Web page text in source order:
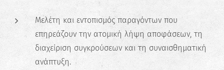
Μελέτη και εντοπισμός παραγόντων που
επηρεάζουν την ατομική λήψη αποφάσεων, τη
διαχείριση συγκρούσεων και τη συναισθηματική
ανάπτυξη.